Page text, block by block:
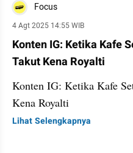
Focus
4 Agt 2025 14:55 WIB
Konten IG: Ketika Kafe
Takut Kena Royalti
Konten IG: Ketika Kafe
Kena Royalti
Lihat Selengkapnya